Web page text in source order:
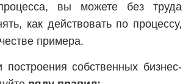
вы можете без труда
как действовать по процессу,
примера.
собственных бизнес-